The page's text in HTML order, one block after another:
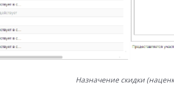
Назначение скидки